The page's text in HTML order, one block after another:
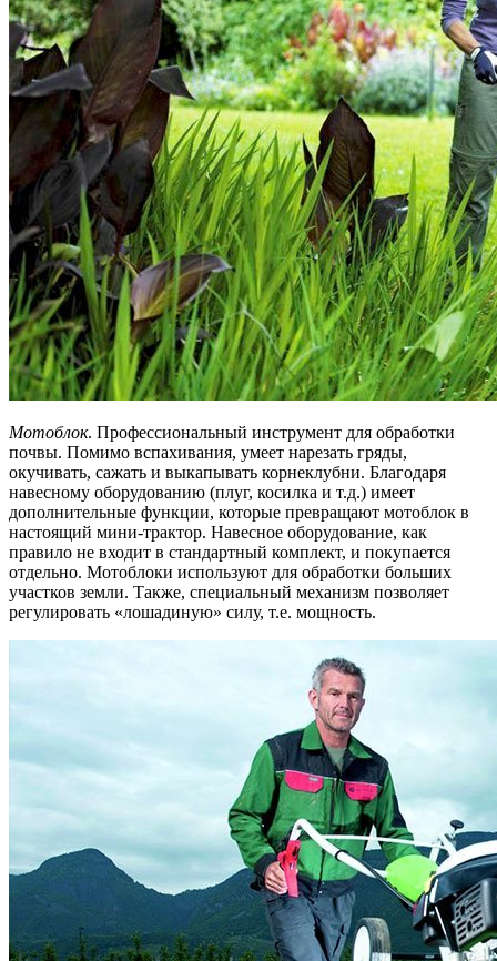
Мотоблок. Профессиональный инструмент для обработки
почвы. Помимо вспахивания, умеет нарезать гряды,
окучивать, сажать и выкапывать корнеклубни. Благодаря
навесному оборудованию (плуг, косилка и т.д.) имеет
дополнительные функции, которые превращают мотоблок в
настоящий мини-трактор. Навесное оборудование, как
правило не входит в стандартный комплект, и покупается
отдельно. Мотоблоки используют для обработки больших
участков земли. Также, специальный механизм позволяет
регулировать «лошадиную» силу, т.е. мощность.